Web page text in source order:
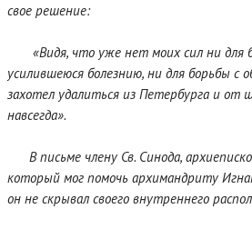
свое решение:
«Видя, что уже нет моих сил ни для
усилившеюся болезнию, ни для борьбы с
захотел удалиться из Петербурга и от
навсегда».
В письме члену Св. Синода,
который мог помочь архимандриту
он не скрывал своего внутреннего